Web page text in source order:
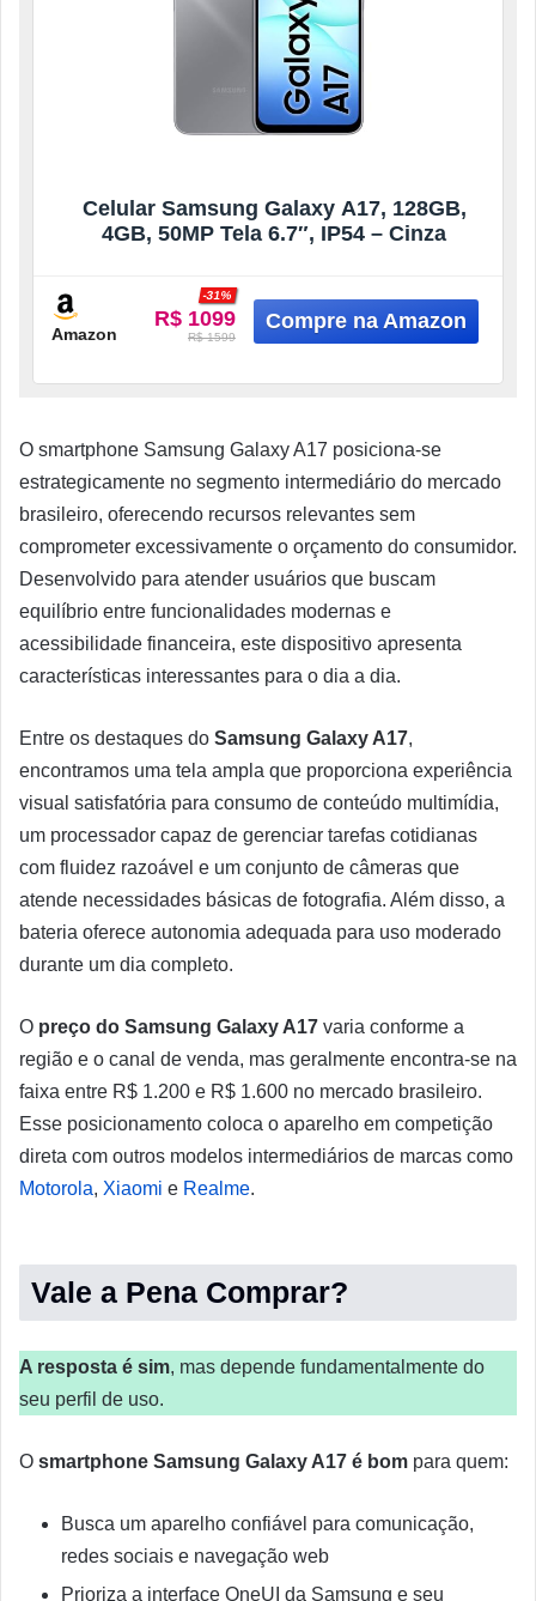
Celular Samsung Galaxy A17, 128GB,
4GB, 50MP Tela 6.7″, IP54 – Cinza
Amazon
R$ 1099
-31%
R$ 1599
O smartphone Samsung Galaxy A17 posiciona-se
estrategicamente no segmento intermediário do mercado
brasileiro, oferecendo recursos relevantes sem
comprometer excessivamente o orçamento do consumidor.
Desenvolvido para atender usuários que buscam
equilíbrio entre funcionalidades modernas e
acessibilidade financeira, este dispositivo apresenta
características interessantes para o dia a dia.
Entre os destaques do Samsung Galaxy A17,
encontramos uma tela ampla que proporciona experiência
visual satisfatória para consumo de conteúdo multimídia,
um processador capaz de gerenciar tarefas cotidianas
com fluidez razoável e um conjunto de câmeras que
atende necessidades básicas de fotografia. Além disso, a
bateria oferece autonomia adequada para uso moderado
durante um dia completo.
O preço do Samsung Galaxy A17 varia conforme a
região e o canal de venda, mas geralmente encontra-se na
faixa entre R$ 1.200 e R$ 1.600 no mercado brasileiro.
Esse posicionamento coloca o aparelho em competição
direta com outros modelos intermediários de marcas como
Motorola, Xiaomi e Realme.
Vale a Pena Comprar?
A resposta é sim, mas depende fundamentalmente do
seu perfil de uso.
O smartphone Samsung Galaxy A17 é bom para quem:
Busca um aparelho confiável para comunicação,
redes sociais e navegação web
Prioriza a interface OneUI da Samsung e seu